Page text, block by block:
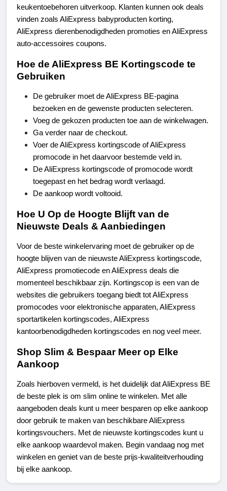
keukentoebehoren uitverkoop. Klanten kunnen ook deals
vinden zoals AliExpress babyproducten korting,
AliExpress dierenbenodigdheden promoties en AliExpress
auto-accessoires coupons.
Hoe de AliExpress BE Kortingscode te
Gebruiken
De gebruiker moet de AliExpress BE-pagina
bezoeken en de gewenste producten selecteren.
Voeg de gekozen producten toe aan de winkelwagen.
Ga verder naar de checkout.
Voer de AliExpress kortingscode of AliExpress
promocode in het daarvoor bestemde veld in.
De AliExpress kortingscode of promocode wordt
toegepast en het bedrag wordt verlaagd.
De aankoop wordt voltooid.
Hoe U Op de Hoogte Blijft van de
Nieuwste Deals & Aanbiedingen
Voor de beste winkelervaring moet de gebruiker op de
hoogte blijven van de nieuwste AliExpress kortingscode,
AliExpress promotiecode en AliExpress deals die
momenteel beschikbaar zijn. Kortingscop is een van de
websites die gebruikers toegang biedt tot AliExpress
promocodes voor elektronische apparaten, AliExpress
sportartikelen kortingscodes, AliExpress
kantoorbenodigdheden kortingscodes en nog veel meer.
Shop Slim & Bespaar Meer op Elke
Aankoop
Zoals hierboven vermeld, is het duidelijk dat AliExpress BE
de beste plek is om slim online te winkelen. Met alle
aangeboden deals kunt u meer besparen op elke aankoop
door gebruik te maken van beschikbare AliExpress
kortingsvouchers. Met de nieuwste kortingscodes kunt u
elke aankoop waardevol maken. Begin vandaag nog met
winkelen en geniet van de beste prijs-kwaliteitverhouding
bij elke aankoop.